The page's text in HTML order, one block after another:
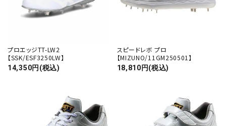
プロエッジTT-LW2
【SSK/ESF3250LW】
14,350円(税込)
スピードレボ プロ
【MIZUNO/11GM250501】
18,810円(税込)